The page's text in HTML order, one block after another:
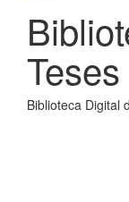
Biblioteca Digital